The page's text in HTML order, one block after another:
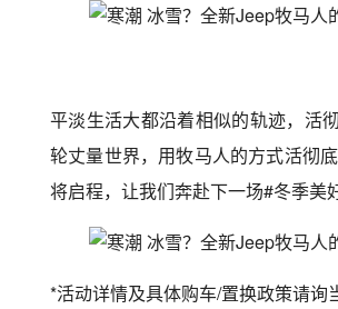
平淡生活大都沿着相似的轨迹，活
轮丈量世界，用牧马人的方式活彻
将启程，让我们奔赴下一场#冬季美
*活动详情及具体购车/置换政策请询